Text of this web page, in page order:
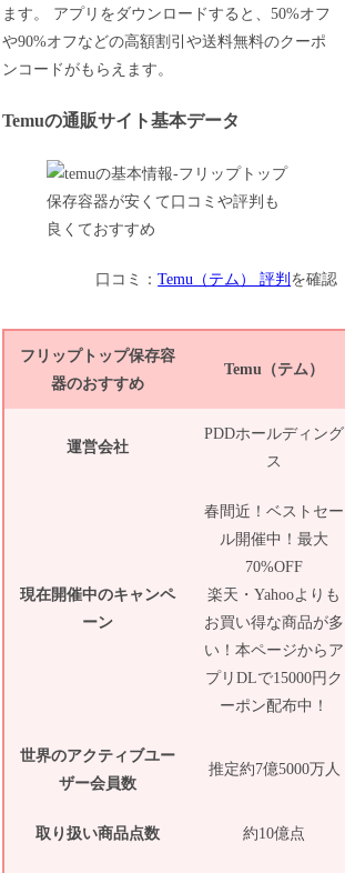
ます。 アプリをダウンロードすると、50%オフ
や90%オフなどの高額割引や送料無料のクーポ
ンコードがもらえます。
Temuの通販サイト基本データ
口コミ：Temu（テム） 評判 を確認
フリップトップ保存容
器のおすすめ
Temu（テム）
運営会社
PDDホールディング
ス
現在開催中のキャンペ
ーン
春間近！ベストセー
ル開催中！最大
70%OFF
楽天・Yahooよりも
お買い得な商品が多
い！本ページからア
プリDLで15000円ク
ーポン配布中！
世界のアクティブユー
ザー会員数
推定約7億5000万人
取り扱い商品点数 約10億点